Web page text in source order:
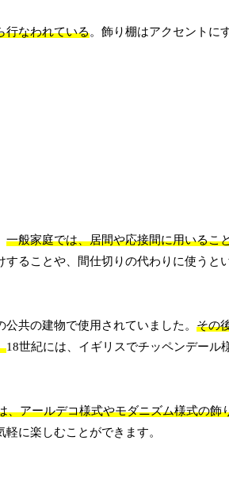
行なわれている。飾り棚はアクセントに
一般家庭では、居間や応接間に用いるこ
することや、間仕切りの代わりに使うと
共の建物で使用されていました。 その
18世紀には、イギリスでチッペンデール
、アールデコ様式やモダニズム様式の飾
に楽しむことができます。